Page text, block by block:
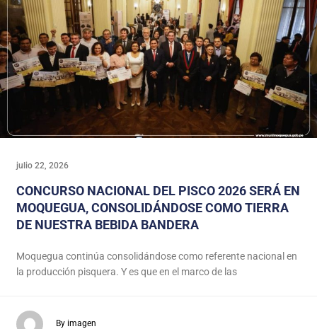
julio 22, 2026
CONCURSO NACIONAL DEL PISCO 2026 SERÁ EN
MOQUEGUA, CONSOLIDÁNDOSE COMO TIERRA
DE NUESTRA BEBIDA BANDERA
Moquegua continúa consolidándose como referente nacional en
la producción pisquera. Y es que en el marco de las
By imagen